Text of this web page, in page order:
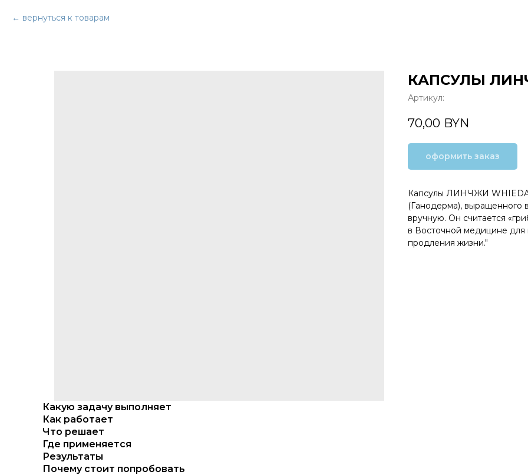
вернуться к товарам
КАПСУЛЫ
Артикул:
70,00 BYN
оформить заказ
Капсулы ЛИНЧЖИ WHIEDA
(Ганодерма), выращенного
вручную. Он считается
в Восточной медицине для
продления жизни."
Какую задачу выполняет
Как работает
Что решает
Где применяется
Результаты
Почему стоит попробовать